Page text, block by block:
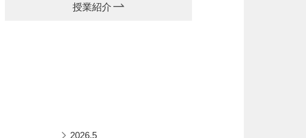
授業紹介
2026.5